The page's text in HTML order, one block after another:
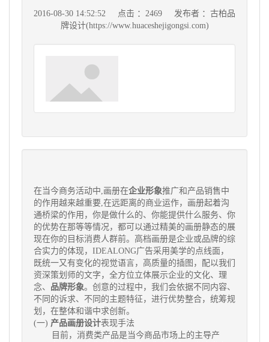
2016-08-30 14:52:52 点击 ：2469
发布者 ：古柏品
牌设计(https://www.huaceshejigongsi.com)
在当今商务活动中,画册在企业形象推广和产品销售中
的作用越来越重要,在远距离的商业运作，画册起着沟
通桥梁的作用，你是做什么的、你能提供什么服务、你
的优势在那等等情况，都可以通过精美的画册静态的展
现在你的目标消费人群前。高档画册是企业或品牌的综
合实力的体现，IDEALONG广告采用美学的点线面，
既统一又有变化的视觉语言，高质量的插图，配以我们
资深策划师的文字，全方位立体展示企业的文化、理
念、 品牌形象。创意的过程中，我们会依据不同内容、
不同的诉求、不同的主题特征，进行优势整合，统筹规
划，在整体和谐中求创新。
(一) 产品画册设计表现手法
目前，消费类产品是当今商品市场上的主导产